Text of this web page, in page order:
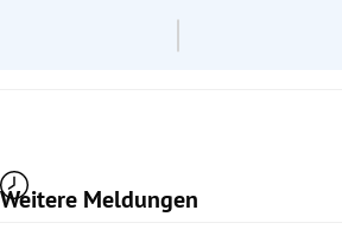
Weitere Meldungen